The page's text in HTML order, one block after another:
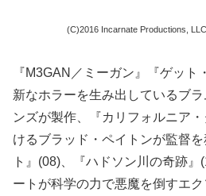
(C)2016 Incarnate Productions,
『M3GAN／ミーガン』『ゲッ
新なホラーを生み出しているブ
ンズが製作、『カリフォルニア
けるブラッド・ペイトンが監督
ト』(08)、『ハドソン川の奇跡
ートが科学の力で悪魔を倒すエク